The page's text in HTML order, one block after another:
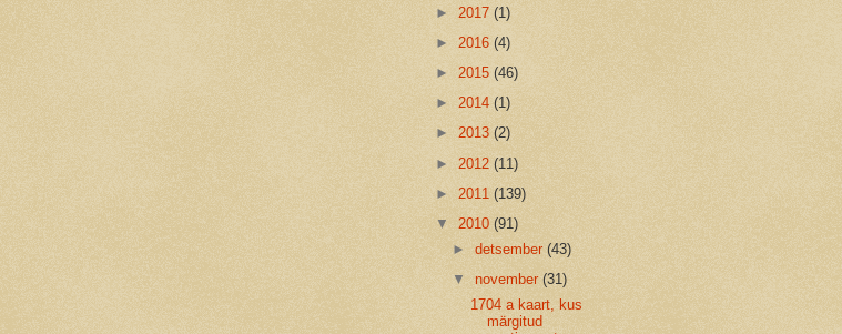
► 2017 (1)
► 2016 (4)
► 2015 (46)
► 2014 (1)
► 2013 (2)
► 2012 (11)
► 2011 (139)
▼ 2010 (91)
►detsember(43)
▼november(31)
1704 a kaart, kus
märgitud